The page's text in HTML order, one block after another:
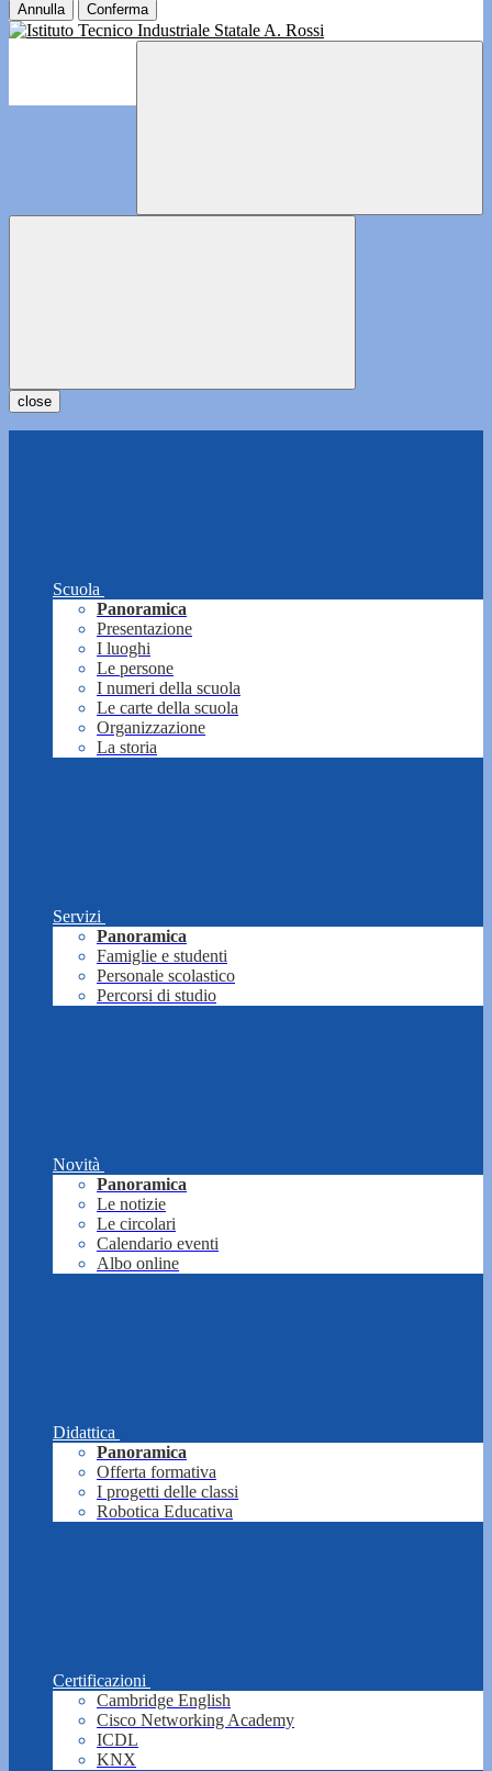
Annulla Conferma
close
Scuola
Panoramica
Presentazione
I luoghi
Le persone
I numeri della scuola
Le carte della scuola
Organizzazione
La storia
Servizi
Panoramica
Famiglie e studenti
Personale scolastico
Percorsi di studio
Novità
Panoramica
Le notizie
Le circolari
Calendario eventi
Albo online
Didattica
Panoramica
Offerta formativa
I progetti delle classi
Robotica Educativa
Certificazioni
Cambridge English
Cisco Networking Academy
ICDL
KNX